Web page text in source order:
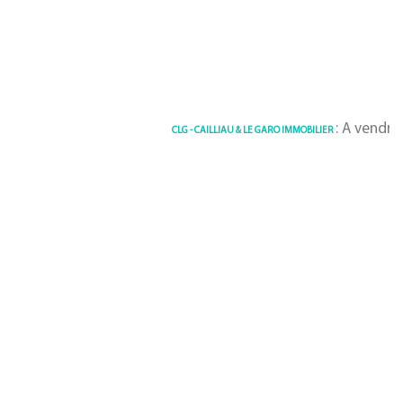
CLG - CAILLIAU & LE GARO IMMOBILIER: A vendre Local